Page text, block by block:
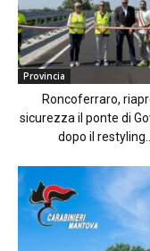
Provincia
Roncoferraro,
sicurezza il ponte di
dopo il